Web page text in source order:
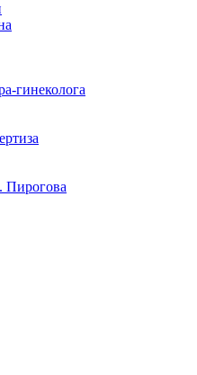
гинеколога